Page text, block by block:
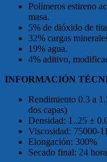
Polímeros estireno
masa.
5% de dióxido de
32% cargas
19% agua.
4% aditivo,
INFORMACIÓN
Rendimiento 0.3 a
dos capas)
Densidad: 1..25 ±
Viscosidad: 75000-
Elongación: 300%
Secado final: 24